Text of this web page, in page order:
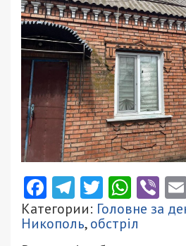
Facebook
Telegram
Twitter
Категории: Головне за
Никополь,обстріл